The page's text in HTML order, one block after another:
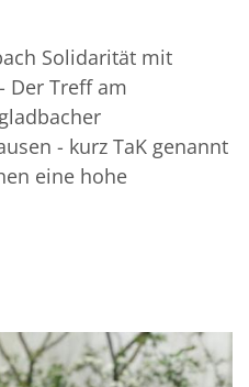
Solidarität mit
Der Treff am
- kurz TaK genannt
eine hohe